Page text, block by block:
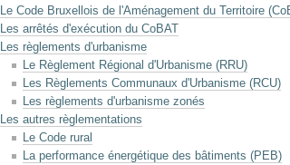
Le Code Bruxellois de l'Aménagement du Territoire
Les arrêtés d'exécution du CoBAT
Les règlements d'urbanisme
Le Règlement Régional d'Urbanisme (RRU)
Les Règlements Communaux d'Urbanisme (RCU)
Les règlements d'urbanisme zonés
Les autres règlementations
Le Code rural
La performance énergétique des bâtiments (PEB)